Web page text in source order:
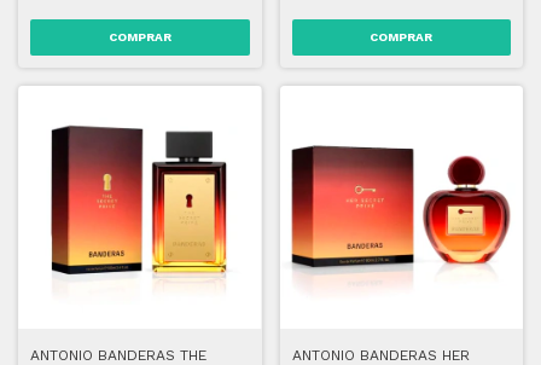
ANTONIO BANDERAS THE
ANTONIO BANDERAS HER